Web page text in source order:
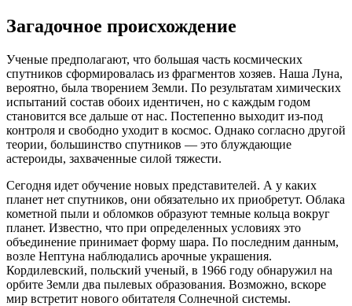
Загадочное происхождение
Ученые предполагают, что большая часть космических
спутников сформировалась из фрагментов хозяев. Наша Луна,
вероятно, была творением Земли. По результатам химических
испытаний состав обоих идентичен, но с каждым годом
становится все дальше от нас. Постепенно выходит из-под
контроля и свободно уходит в космос. Однако согласно другой
теории, большинство спутников — это блуждающие
астероиды, захваченные силой тяжести.
Сегодня идет обучение новых представителей. А у каких
планет нет спутников, они обязательно их приобретут. Облака
кометной пыли и обломков образуют темные кольца вокруг
планет. Известно, что при определенных условиях это
объединение принимает форму шара. По последним данным,
возле Нептуна наблюдались арочные украшения.
Кордилевский, польский ученый, в 1966 году обнаружил на
орбите Земли два пылевых образования. Возможно, вскоре
мир встретит нового обитателя Солнечной системы.